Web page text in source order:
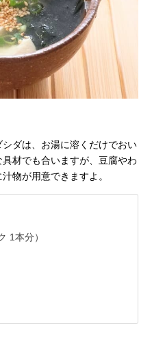
ダは、お湯に溶くだけでおい
材でも合いますが、豆腐やわ
物が用意できますよ。
1本分）